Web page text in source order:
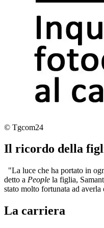
© Tgcom24
Il ricordo della
"La luce che ha portato in
detto a People la figlia,
stato molto fortunata ad
La carriera